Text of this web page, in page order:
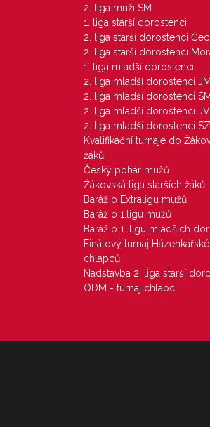
2. liga muži SM
1. liga starší dorostenci
2. liga starší dorostenci
2. liga starší dorostenci
1. liga mladší dorostenci
2. liga mladší dorostenci JM
2. liga mladší dorostenci SM
2. liga mladší dorostenci
2. liga mladší dorostenci
Kvalifikační turnaje do
žáků
Český pohár mužů
Žákovská liga starších žáků
Baráž o Extraligu mužů
Baráž o 1.ligu mužů
Baráž o 1. ligu mladších
Finálový turnaj
chlapců
Nadstavba 2. liga starší
ODM - turnaj chlapci